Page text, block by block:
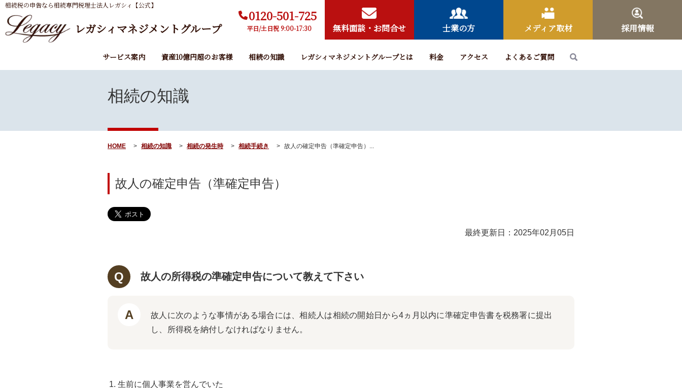
相続税の申告なら相続専門税理士法人レガシィ【公式】
レガシィマネジメントグループ
0120-501-725
平日/土日祝 9:00-17:30 無料面談・お問合せ 士業の方 メディア取材 採用情報
サービス案内 資産10億円超のお客様 相続の知識 レガシィマネジメントグループとは 料金 アクセス よくあるご質問
相続の知識
HOME 相続の知識 相続の発生時 相続手続き 故人の確定申告（準確定申告）...
故人の確定申告（準確定申告）
最終更新日：2025年02月05日
故人の所得税の準確定申告について教えて下さい
故人に次のような事情がある場合には、相続人は相続の開始日から4ヵ月以内に準確定申告書を税務署に提出
し、所得税を納付しなければなりません。
生前に個人事業を営んでいた